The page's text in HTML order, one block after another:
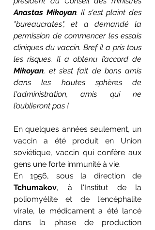
Anastas Mikoyan. Il s'est plaint des
"bureaucrates", et a demandé la
permission de commencer les essais
cliniques du vaccin. Bref il a pris tous
Mikoyan, et s’est fait de bons amis
dans les hautes sphères de
l'administration, amis qui ne
l’oublieront pas !
En quelques années seulement, un
vaccin a été produit en Union
soviétique, vaccin qui confère aux
gens une forte immunité à vie.
Tchumakov, à l'Institut de la
poliomyélite et de l'encéphalite
virale, le médicament a été lancé
dans la phase de production